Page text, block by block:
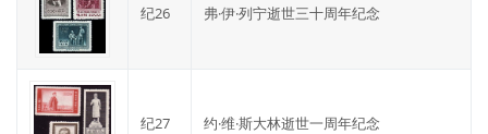
纪26 弗·伊·列宁逝世三十周年纪念
纪27 约·维·斯大林逝世一周年纪念